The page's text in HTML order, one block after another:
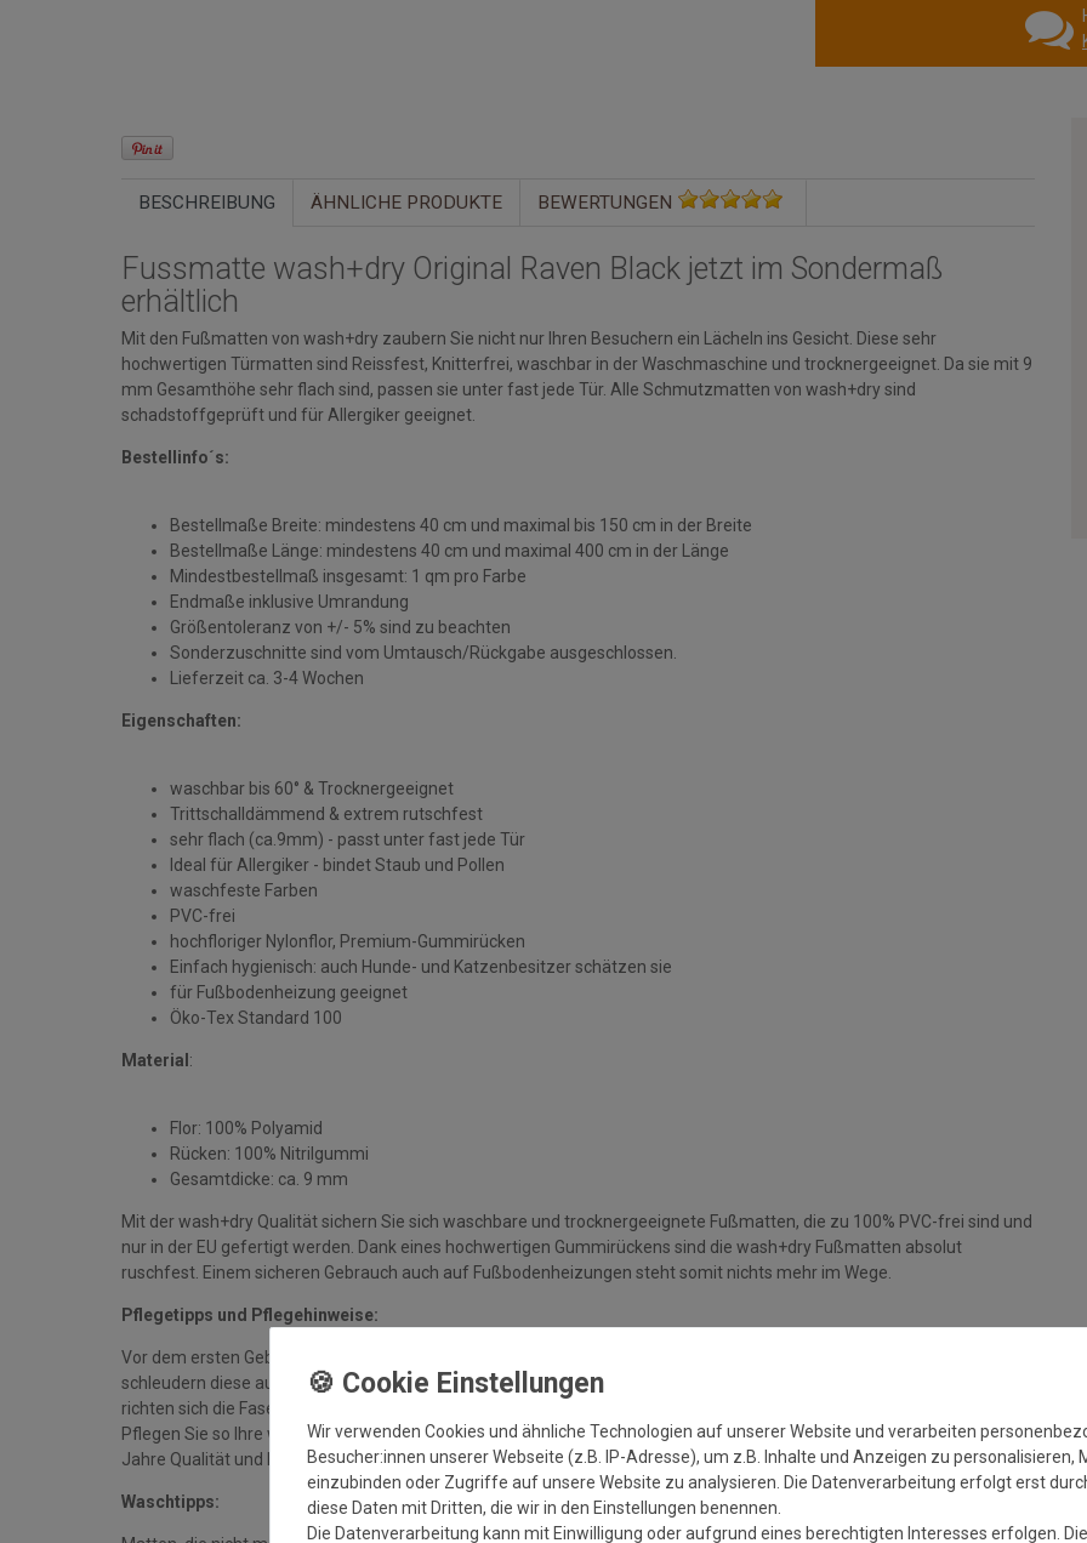
BESCHREIBUNG ÄHNLICHE PRODUKTE BEWERTUNGEN
Fussmatte wash+dry Original Raven Black jetzt im Sondermaß
erhältlich
Mit den Fußmatten von wash+dry zaubern Sie nicht nur Ihren Besuchern ein Lächeln ins Gesicht. Diese sehr
hochwertigen Türmatten sind Reissfest, Knitterfrei, waschbar in der Waschmaschine und trocknergeeignet. Da sie mit 9
mm Gesamthöhe sehr flach sind, passen sie unter fast jede Tür. Alle Schmutzmatten von wash+dry sind
schadstoffgeprüft und für Allergiker geeignet.
Bestellinfo´s:
Bestellmaße Breite: mindestens 40 cm und maximal bis 150 cm in der Breite
Bestellmaße Länge: mindestens 40 cm und maximal 400 cm in der Länge
Mindestbestellmaß insgesamt: 1 qm pro Farbe
Endmaße inklusive Umrandung
Größentoleranz von +/- 5% sind zu beachten
Sonderzuschnitte sind vom Umtausch/Rückgabe ausgeschlossen.
Lieferzeit ca. 3-4 Wochen
Eigenschaften:
waschbar bis 60° & Trocknergeeignet
Trittschalldämmend & extrem rutschfest
sehr flach (ca.9mm) - passt unter fast jede Tür
Ideal für Allergiker - bindet Staub und Pollen
waschfeste Farben
PVC-frei
hochfloriger Nylonflor, Premium-Gummirücken
Einfach hygienisch: auch Hunde- und Katzenbesitzer schätzen sie
für Fußbodenheizung geeignet
Öko-Tex Standard 100
Material :
Flor: 100% Polyamid
Rücken: 100% Nitrilgummi
Gesamtdicke: ca. 9 mm
Mit der wash+dry Qualität sichern Sie sich waschbare und trocknergeeignete Fußmatten, die zu 100% PVC-frei sind und
nur in der EU gefertigt werden. Dank eines hochwertigen Gummirückens sind die wash+dry Fußmatten absolut
ruschfest. Einem sicheren Gebrauch auch auf Fußbodenheizungen steht somit nichts mehr im Wege.
Pflegetipps und Pflegehinweise:
Vor dem ersten Gebrauch waschen Sie die Fußmatte separat bei angegebener Temperatur mit Feinwaschmittel,
schleudern diese auf niedriger Stufe und legen sie bei 90°C in den Trockner oder flach zum Trocknen aus. Dadurch
richten sich die Fasern auf, der Mattenflor wird aktiviert und transportbedingte Falten und Knicke werden wieder glatt.
Pflegen Sie so Ihre wash+dry Fußmatte regelmäßig und Sie werden überrascht sein, wie viele
Jahre Qualität und Farbe erhalten bleiben.
Waschtipps:
Wir verwenden Cookies und ähnliche Technologien auf unserer Website und verarbeiten
Besucher:innen unserer Webseite (z.B. IP-Adresse), um z.B. Inhalte und Anzeigen zu personalisieren,
einzubinden oder Zugriffe auf unsere Website zu analysieren. Die Datenverarbeitung erfolgt erst
diese Daten mit Dritten, die wir in den Einstellungen benennen.
Die Datenverarbeitung kann mit Einwilligung oder aufgrund eines berechtigten Interesses erfolgen.